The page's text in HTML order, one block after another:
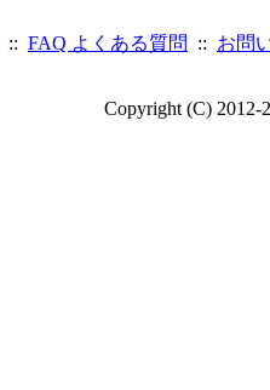
:: FAQ よくある質問 :: お問
Copyright (C) 2012-